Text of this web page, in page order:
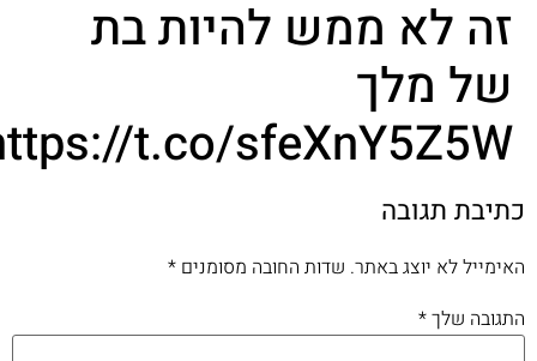
זה לא ממש להיות בת
של מלך
https://t.co/sfeXnY5Z5W
תגובה
לא יוצג באתר. שדות החובה מסומנים*
שלך*